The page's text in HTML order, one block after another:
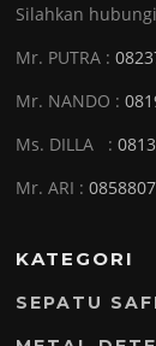
Silahkan
Mr. PUTRA :
Mr. NANDO :
Ms. DILLA :
Mr. ARI :
KATEGORI
SEPATU